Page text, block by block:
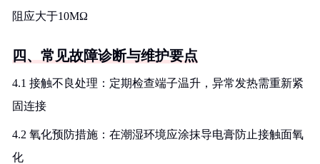
阻应大于10MΩ
四、常见故障诊断与维护要点
4.1 接触不良处理：定期检查端子温升，异常发热需重新紧
固连接
4.2 氧化预防措施：在潮湿环境应涂抹导电膏防止接触面氧
化